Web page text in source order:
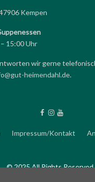
Kempen
15:00 Uhr
wir gerne
heimendahl.de.
Impressum/Kontakt
© 2025 All Rights Reserved.